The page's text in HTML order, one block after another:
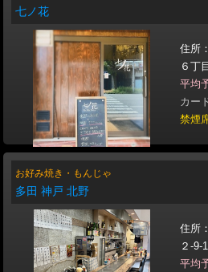
七ノ花
住所
６丁
平均
カー
禁煙
お好み焼き・もんじゃ
多田 神戸 北野
住所
２-9-
平均